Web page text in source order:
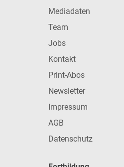
Mediadaten
Team
Jobs
Kontakt
Print-Abos
Newsletter
Impressum
AGB
Datenschutz